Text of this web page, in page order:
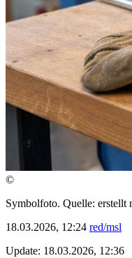
©
Symbolfoto. Quelle: erstellt
18.03.2026, 12:24 red/msl
Update: 18.03.2026, 12:36